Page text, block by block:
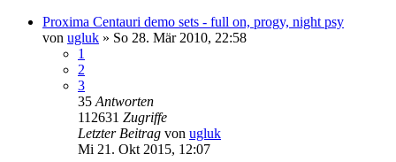
Proxima Centauri demo sets - full on, progy, night psy
von ugluk » So 28. Mär 2010, 22:58
1
2
3
35 Antworten
112631 Zugriffe
Letzter Beitrag von ugluk
Mi 21. Okt 2015, 12:07